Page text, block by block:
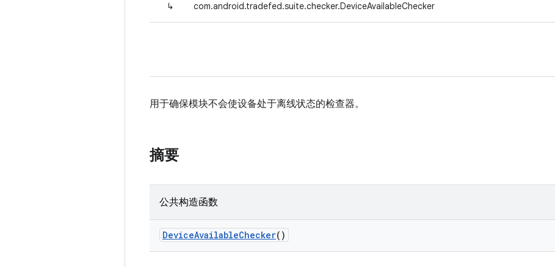
↳ com.android.tradefed.suite.checker.DeviceAvailableChecker
用于确保模块不会使设备处于离线状态的检查器。
摘要
公共构造函数
DeviceAvailableChecker()